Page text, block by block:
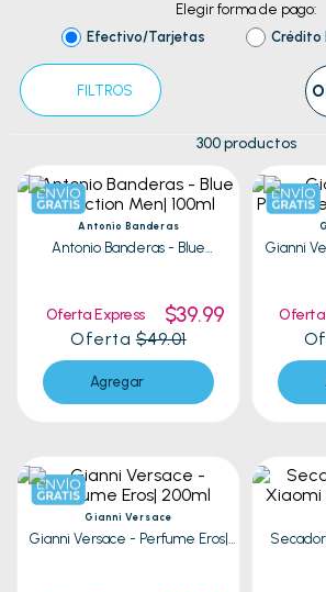
Elegir forma de pago:
Efectivo/Tarjetas
Crédito
FILTROS
300productos
Antonio Banderas
Antonio Banderas - Blue
Oferta Express $39.99
Oferta$49.01
Agregar
Gianni
Oferta
Gianni Versace
Gianni Versace - Perfume Eros|